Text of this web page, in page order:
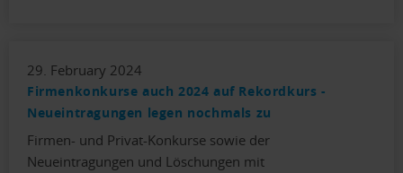
29. February 2024
Firmenkonkurse auch 2024 auf Rekordkurs -
Neueintragungen legen nochmals zu
Firmen- und Privat-Konkurse sowie der
Neueintragungen und Löschungen mit